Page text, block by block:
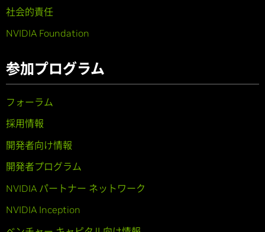
社会的責任
NVIDIA Foundation
参加プログラム
フォーラム
採用情報
開発者向け情報
開発者プログラム
NVIDIA パートナー ネットワーク
NVIDIA Inception